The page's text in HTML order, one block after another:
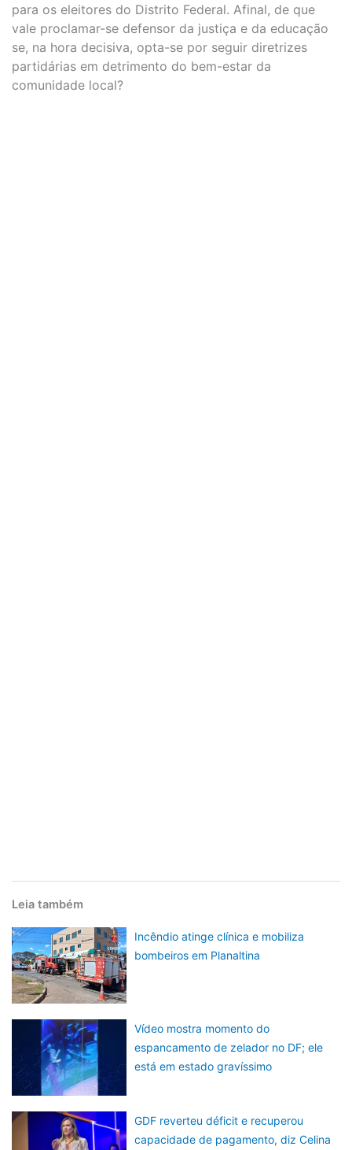
para os eleitores do Distrito Federal. Afinal, de que
vale proclamar-se defensor da justiça e da educação
se, na hora decisiva, opta-se por seguir diretrizes
partidárias em detrimento do bem-estar da
comunidade local?
Leia também
Incêndio atinge clínica e mobiliza
bombeiros em Planaltina
Vídeo mostra momento do
espancamento de zelador no DF; ele
está em estado gravíssimo
GDF reverteu déficit e recuperou
capacidade de pagamento, diz Celina